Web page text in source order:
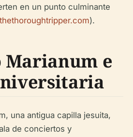
en un punto culminante
thethoroughtripper.com).
e
una antigua capilla jesuita,
de conciertos y